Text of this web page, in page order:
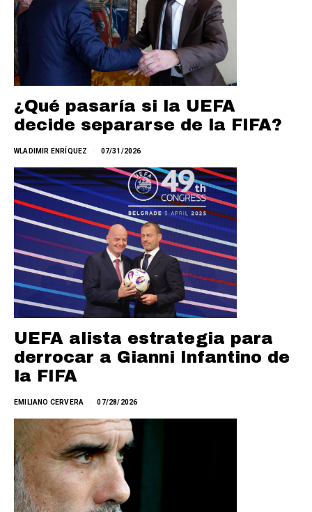
¿Qué pasaría si la UEFA
decide separarse de la FIFA?
WLADIMIR ENRÍQUEZ 07/31/2026
UEFA alista estrategia para
derrocar a Gianni Infantino de
la FIFA
EMILIANO CERVERA 07/28/2026